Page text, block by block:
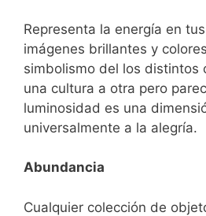
Representa la energía en
imágenes brillantes y
simbolismo del los distintos
una cultura a otra pero
luminosidad es una
universalmente a la alegría.
Abundancia
Cualquier colección de